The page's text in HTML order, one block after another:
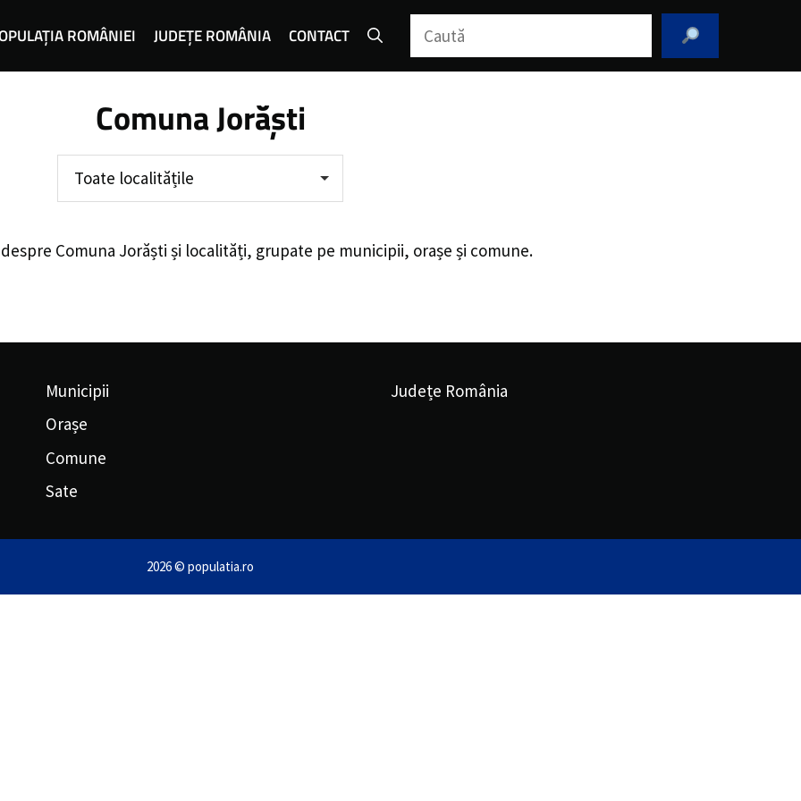
ROMÂNIEI JUDEȚE ROMÂNIA CONTACT Caută
Comuna Jorăști
Toate localitățile
Comuna Jorăști și localități, grupate pe municipii, orașe și comune.
Municipii
Orașe
Comune
Sate
Județe România
2026 © populatia.ro